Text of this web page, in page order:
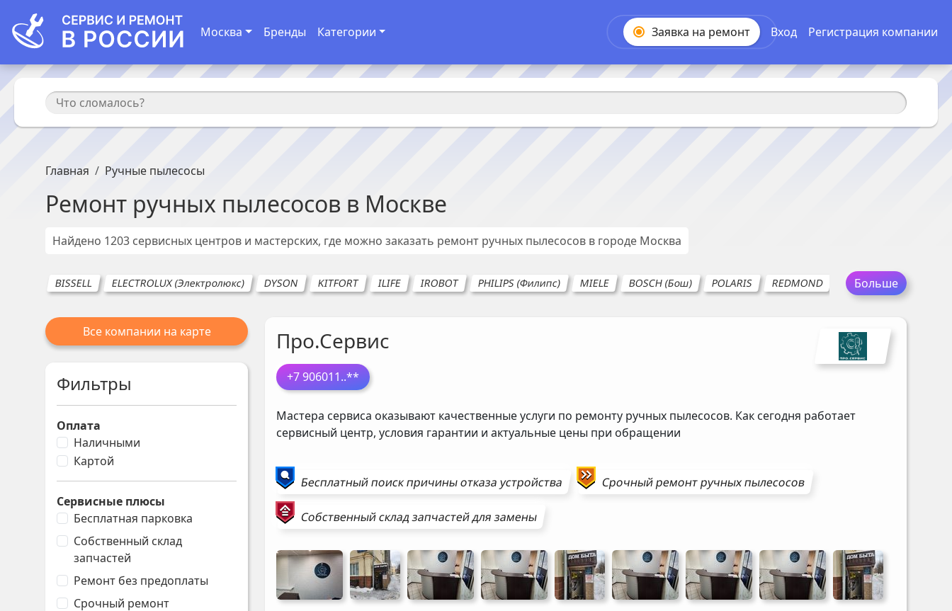
Москва Бренды Категории Заявка на ремонт Вход Регистрация компании
Главная Ручные пылесосы
Ремонт ручных пылесосов в Москве
Найдено 1203 сервисных центров и мастерских, где можно заказать ремонт ручных пылесосов в городе Москва
BISSELL ELECTROLUX (Электролюкс) DYSON KITFORT ILIFE IROBOT PHILIPS (Филипс) MIELE BOSCH (Бош) POLARIS REDMOND SIEMENS SOTECO
Больше
Все компании на карте
Фильтры
Оплата
Наличными
Картой
Сервисные плюсы
Бесплатная парковка
Собственный склад
запчастей
Ремонт без предоплаты
Срочный ремонт
Про.Сервис
+7 906011..**
Мастера сервиса оказывают качественные услуги по ремонту ручных пылесосов. Как сегодня работает
сервисный центр, условия гарантии и актуальные цены при обращении
Бесплатный поиск причины отказа устройства Срочный ремонтручных пылесосов
Собственный склад запчастей для замены